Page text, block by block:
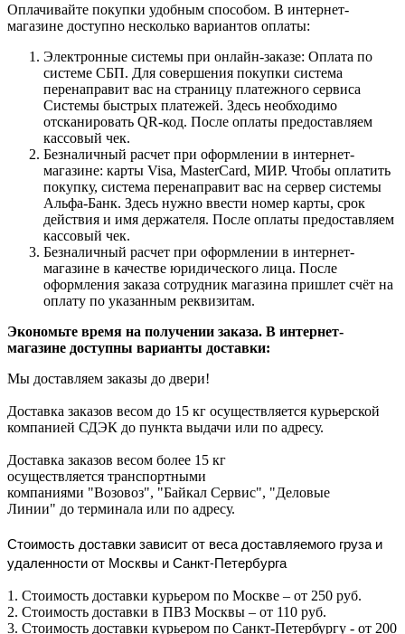
Оплачивайте покупки удобным способом. В интернет-
магазине доступно несколько вариантов оплаты:
Электронные системы при онлайн-заказе: Оплата по
системе СБП. Для совершения покупки система
перенаправит вас на страницу платежного сервиса
Системы быстрых платежей. Здесь необходимо
отсканировать QR-код. После оплаты предоставляем
кассовый чек.
Безналичный расчет при оформлении в интернет-
магазине: карты Visa, MasterCard, МИР. Чтобы оплатить
покупку, система перенаправит вас на сервер системы
Альфа-Банк. Здесь нужно ввести номер карты, срок
действия и имя держателя. После оплаты предоставляем
кассовый чек.
Безналичный расчет при оформлении в интернет-
магазине в качестве юридического лица. После
оформления заказа сотрудник магазина пришлет счёт на
оплату по указанным реквизитам.
Экономьте время на получении заказа. В интернет-
магазине доступны варианты доставки:
Мы доставляем заказы до двери!
Доставка заказов весом до 15 кг осуществляется курьерской
компанией СДЭК до пункта выдачи или по адресу.
Доставка заказов весом более 15 кг
осуществляется транспортными
компаниями "Возовоз", "Байкал Сервис", "Деловые
Линии" до терминала или по адресу.
Стоимость доставки зависит от веса доставляемого груза и
удаленности от Москвы и Санкт-Петербурга
1. Стоимость доставки курьером по Москве – от 250 руб.
2. Стоимость доставки в ПВЗ Москвы – от 110 руб.
3. Стоимость доставки курьером по Санкт-Петербургу - от 200